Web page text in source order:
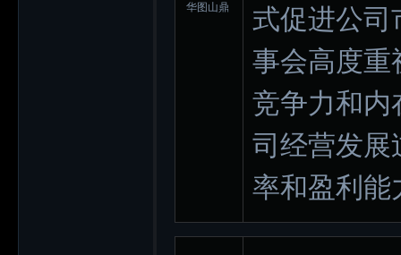
华图山鼎
式促进公司
事会高度重
竞争力和内
司经营发展
率和盈利能